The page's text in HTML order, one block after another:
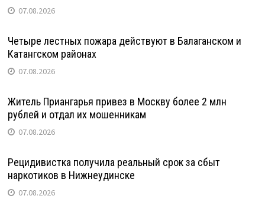
07.08.2026
Четыре лестных пожара действуют в Балаганском и
Катангском районах
07.08.2026
Житель Приангарья привез в Москву более 2 млн
рублей и отдал их мошенникам
07.08.2026
Рецидивистка получила реальный срок за сбыт
наркотиков в Нижнеудинске
07.08.2026